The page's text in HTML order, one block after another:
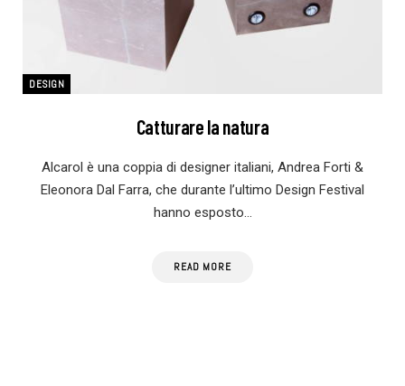
DESIGN
Catturare la natura
Alcarol è una coppia di designer italiani, Andrea Forti &
Eleonora Dal Farra, che durante l’ultimo Design Festival
hanno esposto…
READ MORE